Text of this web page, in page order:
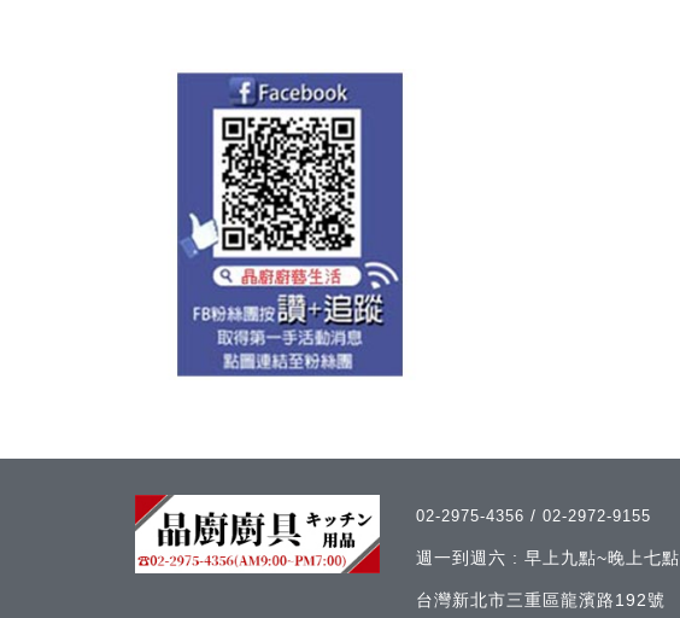
02-2975-4356/02-2972-9155
週一到週六 : 早上九點~晚上七點
台灣新北市三重區龍濱路192號